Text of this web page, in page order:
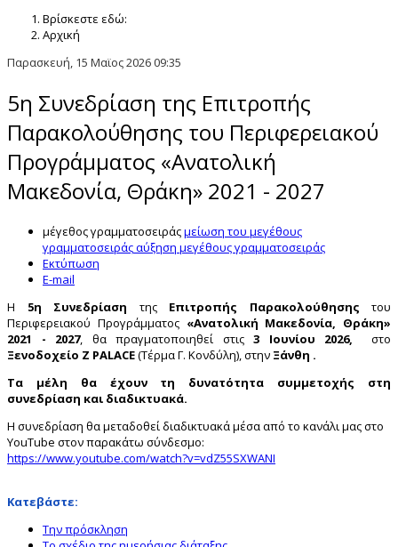
Βρίσκεστε εδώ:
Αρχική
Παρασκευή, 15 Μαϊος 2026 09:35
5η Συνεδρίαση της Επιτροπής
Παρακολούθησης του Περιφερειακού
Προγράμματος «Ανατολική
Μακεδονία, Θράκη» 2021 - 2027
μέγεθος γραμματοσειράςμείωση του μεγέθους
γραμματοσειράςαύξηση μεγέθους γραμματοσειράς
Εκτύπωση
E-mail
Η 5η Συνεδρίαση τηςΕπιτροπής Παρακολούθησης του
Περιφερειακού Προγράμματος «Ανατολική Μακεδονία, Θράκη»
2021 - 2027, θα πραγματοποιηθεί στις 3 Ιουνίου 2026, στο
Ξενοδοχείο Z PALACE(Τέρμα Γ. Κονδύλη), στην Ξάνθη .
Τα μέλη θα έχουν τη δυνατότητα συμμετοχής στη
συνεδρίαση και διαδικτυακά.
Η συνεδρίαση θα μεταδοθεί διαδικτυακά μέσα από το κανάλι μας στο
YouTube στον παρακάτω σύνδεσμο:
https://www.youtube.com/watch?v=vdZ55SXWANI
Κατεβάστε:
Την πρόσκληση